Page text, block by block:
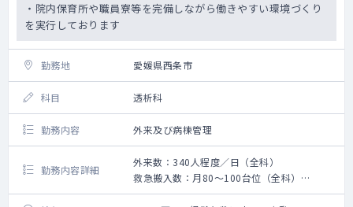
・院内保育所や職員寮等を完備しながら働きやすい環境づくり
を実行しております
勤務地 愛媛県西条市
科目 透析科
勤務内容 外来及び病棟管理
勤務内容詳細
外来数：340人程度／日（全科）
救急搬入数：月80～100台位（全科）
手術症例数：あり